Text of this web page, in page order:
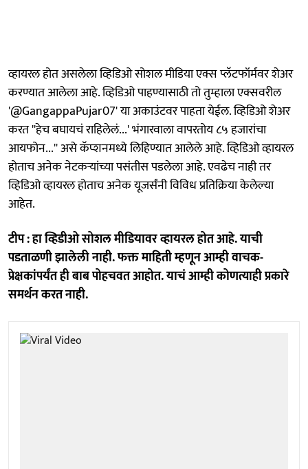
व्हायरल होत असलेला व्हिडिओ सोशल मीडिया एक्स प्लॅटफॉर्मवर शेअर
करण्यात आलेला आहे. व्हिडिओ पाहण्यासाठी तो तुम्हाला एक्सवरील
'@GangappaPujar07' या अकाउंटवर पाहता येईल. व्हिडिओ शेअर
करत ''हेच बघायचं राहिलेलं...' भंगारवाला वापरतोय ८५ हजारांचा
आयफोन...'' असे कॅप्शनमध्ये लिहिण्यात आलेले आहे. व्हिडिओ व्हायरल
होताच अनेक नेटकऱ्यांच्या पसंतीस पडलेला आहे. एवढेच नाही तर
व्हिडिओ व्हायरल होताच अनेक यूजर्संनी विविध प्रतिक्रिया केलेल्या
आहेत.
टीप : हा व्हिडीओ सोशल मीडियावर व्हायरल होत आहे. याची
पडताळणी झालेली नाही. फक्त माहिती म्हणून आम्ही वाचक-
प्रेक्षकांपर्यंत ही बाब पोहचवत आहोत. याचं आम्ही कोणत्याही प्रकारे
समर्थन करत नाही.